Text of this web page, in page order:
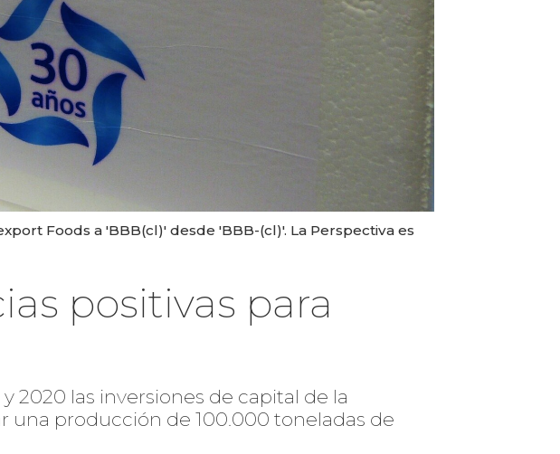
Foods a 'BBB(cl)' desde 'BBB-(cl)'. La Perspectiva es
positivas para
2020 las inversiones de capital de la
una producción de 100.000 toneladas de